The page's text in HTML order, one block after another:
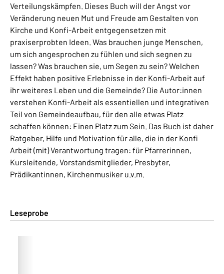
Verteilungskämpfen. Dieses Buch will der Angst vor
Veränderung neuen Mut und Freude am Gestalten von
Kirche und Konfi-Arbeit entgegensetzen mit
praxiserprobten Ideen. Was brauchen junge Menschen,
um sich angesprochen zu fühlen und sich segnen zu
lassen? Was brauchen sie, um Segen zu sein? Welchen
Effekt haben positive Erlebnisse in der Konfi-Arbeit auf
ihr weiteres Leben und die Gemeinde? Die Autor:innen
verstehen Konfi-Arbeit als essentiellen und integrativen
Teil von Gemeindeaufbau, für den alle etwas Platz
schaffen können: Einen Platz zum Sein. Das Buch ist daher
Ratgeber, Hilfe und Motivation für alle, die in der Konfi
Arbeit (mit) Verantwortung tragen: für Pfarrerinnen,
Kursleitende, Vorstandsmitglieder, Presbyter,
Prädikantinnen, Kirchenmusiker u.v.m.
Leseprobe